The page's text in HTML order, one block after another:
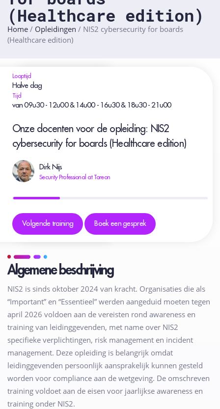
(Healthcare edition)
Home / Opleidingen / NIS2 cybersecurity for boards
(Healthcare edition)
Looptijd
Halve dag
Tijd
van 09u30 - 12u00 & 14u00 - 16u30 & 18u30 - 21u00
Onze docenten voor de opleiding: NIS2
cybersecurity for boards (Healthcare edition)
Dirk Nijs
Security Professional at Toreon
Volgende training Boek een gesprek
Algemene beschrijving
NIS2 is sinds oktober 2024 van kracht. Organisaties die als
“Important” en “Essentieel” werden aangeduid moeten tegen
april 2026 voldoen aan de vereisten rond awareness en
training van leidinggevenden, met name over NIS2
specifieke verplichtingen, risk management en incident
management. Deze opleiding is belangrijk omdat
leidinggevenden persoonlijk aansprakelijk kunnen gesteld
worden voor compliance aan de wetgeving. De omschreven
training voldoet aan de eisen voor jaarlijkse awareness en
training onder NIS2.